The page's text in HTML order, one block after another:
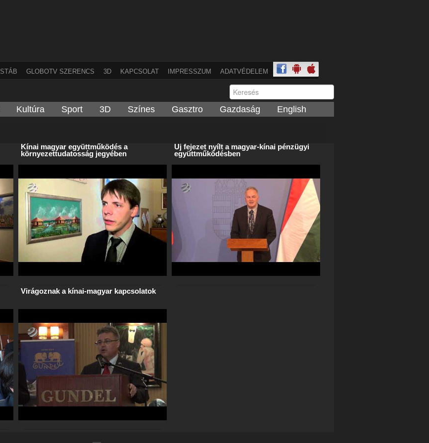
STÁB GLOBOTV SZERENCS 3D KAPCSOLAT IMPRESSZUM ADATVÉDELEM
Kultúra Sport 3D Színes Gasztro Gazdaság English
Kínai magyar együttműködés a
környezettudatosság jegyében
Új fejezet nyílt a magyar-kínai pénzügyi
együttműködésben
Virágoznak a kínai-magyar kapcsolatok